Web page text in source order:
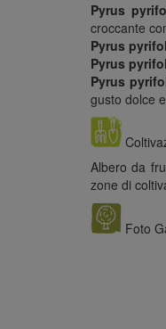
Pyrus
croccante
Pyrus
Pyrus
Pyrus
gusto dolce
Albero da
zone di
Foto